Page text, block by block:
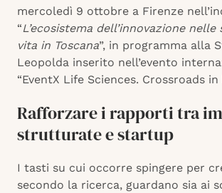
mercoledì 9 ottobre a Firenze
“L’ecosistema dell’innovazione
vita in Toscana”, in programma alla
Leopolda inserito nell’evento
“EventX Life Sciences. Crossroads in
Rafforzare i rapporti tra
strutturate e startup
I tasti su cui occorre spingere per
secondo la ricerca, guardano sia ai